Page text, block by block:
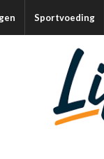
Sportvoeding